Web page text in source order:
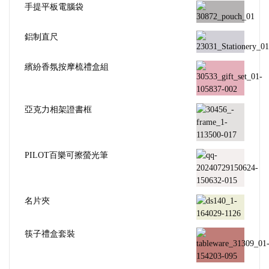
手提平板電腦袋
鋁制直尺
繽紛香氛按摩梳禮盒組
亞克力相架證書框
PILOT百樂可擦螢光筆
名片夾
筷子禮盒套裝